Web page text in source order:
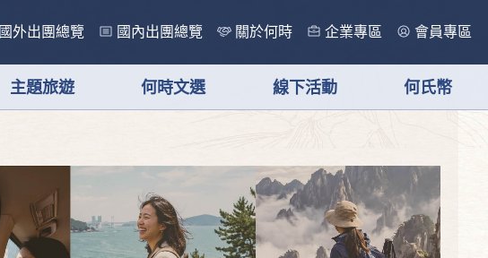
國外出團總覽 國內出團總覽 關於何時 企業專區 會員專區
主題旅遊 何時文選 線下活動 何氏幣